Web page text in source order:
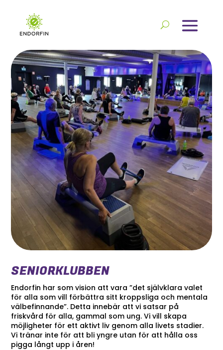
SENIORKLUBBEN
Endorfin har som vision att vara ”det självklara valet
för alla som vill förbättra sitt kroppsliga och mentala
välbefinnande”. Detta innebär att vi satsar på
friskvård för alla, gammal som ung. Vi vill skapa
möjligheter för ett aktivt liv genom alla livets stadier.
Vi tränar inte för att bli yngre utan för att hålla oss
pigga långt upp i åren!